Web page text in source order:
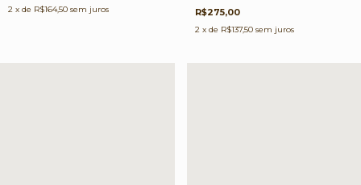
2 x de R$164,50 sem juros R$275,00
2 x de R$137,50 sem juros